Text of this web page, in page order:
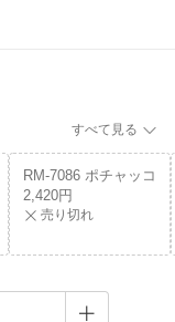
すべて見る
RM-7086 ポチャッコ
2,420円
売り切れ